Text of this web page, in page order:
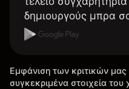
δημιουργούς μπρα
Εμφάνιση των κριτικών
συγκεκριμένα στοιχεία